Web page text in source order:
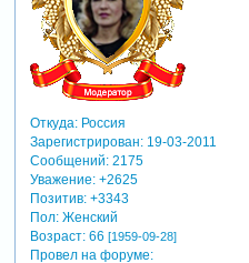
Откуда:Россия
Зарегистрирован: 19-03-2011
Сообщений:2175
Уважение: +2625
Позитив: +3343
Пол:Женский
Возраст:66 [1959-09-28]
Провел на форуме: